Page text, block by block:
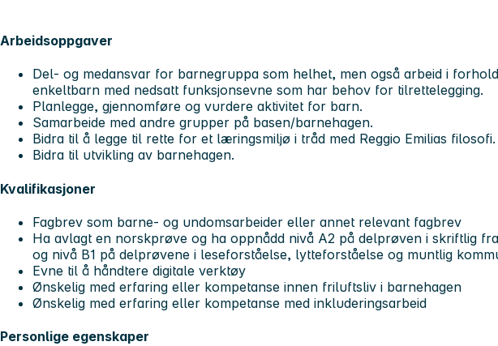
Arbeidsoppgaver
Del- og medansvar for barnegruppa som helhet, men også arbeid i
enkeltbarn med nedsatt funksjonsevne som har behov for tilrettelegging.
Planlegge, gjennomføre og vurdere aktivitet for barn.
Samarbeide med andre grupper på basen/barnehagen.
Bidra til å legge til rette for et læringsmiljø i tråd med Reggio Emilias filosofi.
Bidra til utvikling av barnehagen.
Kvalifikasjoner
Fagbrev som barne- og undomsarbeider eller annet relevant fagbrev
Ha avlagt en norskprøve og ha oppnådd nivå A2 på delprøven i skriftlig
og nivå B1 på delprøvene i leseforståelse, lytteforståelse og muntlig
Evne til å håndtere digitale verktøy
Ønskelig med erfaring eller kompetanse innen friluftsliv i barnehagen
Ønskelig med erfaring eller kompetanse med inkluderingsarbeid
Personlige egenskaper